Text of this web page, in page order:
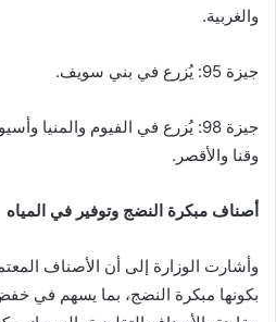
والغربية.
جيزة 95: يُزرع في بني سويف.
جيزة 98: يُزرع في الفيوم والمنيا
وقنا والأقصر.
أصناف مبكرة النضج وتوفير في المياه